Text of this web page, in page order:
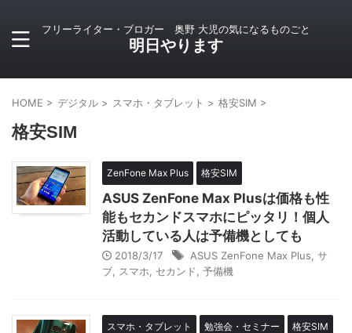
フリーライター・ブロガー 奥野 大児の気になるものごと
明日やります
HOME > デジタル > スマホ・タブレット > 格安SIM >
格安SIM
ZenFone Max Plus 格安SIM
ASUS ZenFone Max Plusは価格も性
能もセカンドスマホにピッタリ！個人
活動している人は予備機としても
2018/3/17 ASUS ZenFone Max Plus サ
ブ
スマホ セカンド 予備機
スマホ・タブレット 勉強会・セミナー 格安SIM